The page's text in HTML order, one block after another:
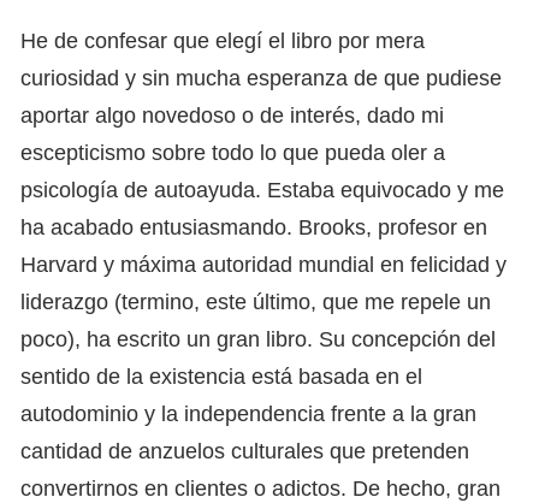
He de confesar que elegí el libro por mera
curiosidad y sin mucha esperanza de que pudiese
aportar algo novedoso o de interés, dado mi
escepticismo sobre todo lo que pueda oler a
psicología de autoayuda. Estaba equivocado y me
ha acabado entusiasmando. Brooks, profesor en
Harvard y máxima autoridad mundial en felicidad y
liderazgo (termino, este último, que me repele un
poco), ha escrito un gran libro. Su concepción del
sentido de la existencia está basada en el
autodominio y la independencia frente a la gran
cantidad de anzuelos culturales que pretenden
convertirnos en clientes o adictos. De hecho, gran